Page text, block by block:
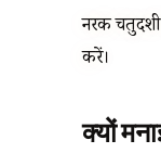
नरक
करें।
क्यों